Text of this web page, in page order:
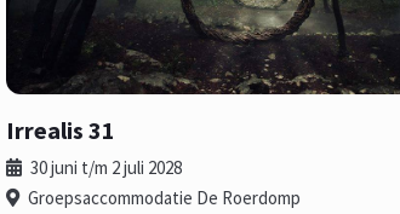
Irrealis 31
30 juni t/m 2 juli 2028
Groepsaccommodatie De Roerdomp